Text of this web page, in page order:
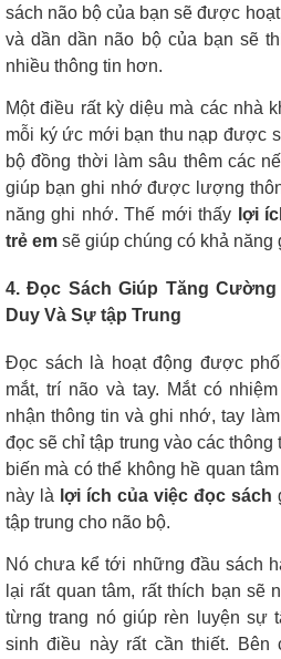
sách não bộ của bạn sẽ được
và dần dần não bộ của bạn sẽ
nhiều thông tin hơn.
Một điều rất kỳ diệu mà các nhà
mỗi ký ức mới bạn thu nạp được
bộ đồng thời làm sâu thêm các
giúp bạn ghi nhớ được lượng
năng ghi nhớ. Thế mới thấy lợi
trẻ em sẽ giúp chúng có khả năng
4. Đọc Sách Giúp Tăng
Duy Và Sự tập Trung
Đọc sách là hoạt động được
mắt, trí não và tay. Mắt có
nhận thông tin và ghi nhớ, tay
đọc sẽ chỉ tập trung vào các
biến mà có thể không hề quan
này là lợi ích của việc đọc sách
tập trung cho não bộ.
Nó chưa kể tới những đầu sách
lại rất quan tâm, rất thích bạn sẽ
từng trang nó giúp rèn luyện sự
sinh điều này rất cần thiết. Bên